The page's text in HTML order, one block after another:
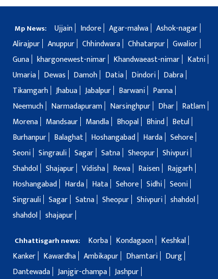
Mp News: Ujjain Indore Agar-malwa Ashok-nagar
Alirajpur Anuppur Chhindwara Chhatarpur Gwalior
Guna khargonewest-nimar Khandwaeast-nimar
Katni
Umaria
Dewas Damoh Datia Dindori
Dabra
Tikamgarh Jhabua Jabalpur Barwani
Panna
Neemuch
Narmadapuram Narsinghpur Dhar
Ratlam
Morena
Mandsaur Mandla Bhopal Bhind
Betul
Burhanpur
Balaghat Hoshangabad Harda Sehore
Seoni Singrauli Sagar Satna Sheopur Shivpuri
Shahdol Shajapur Vidisha Rewa Raisen
Rajgarh
Hoshangabad
Harda Hata Sehore Sidhi Seoni
Singrauli Sagar Satna Sheopur Shivpuri shahdol
shahdol shajapur
Chhattisgarh news: Korba Kondagaon
Keshkal
Kanker
Kawardha Ambikapur Dhamtari
Durg
Dantewada Janjgir-champa Jashpur